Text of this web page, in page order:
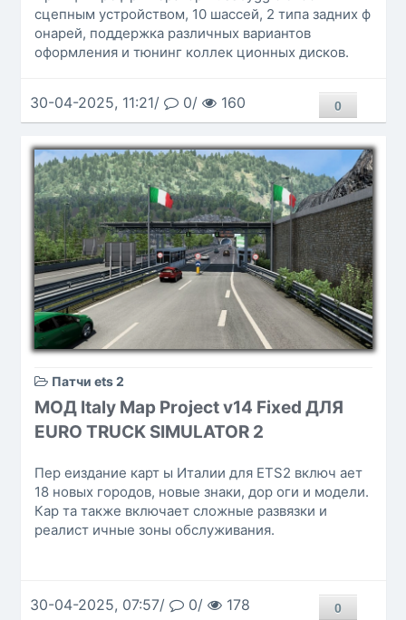
сцепным устройством, 10 шассей, 2 типа задних ф
онарей, поддержка различных вариантов
оформления и тюнинг коллек ционных дисков.
30-04-2025, 11:21/ 0/ 160 0
Патчи ets 2
МОД Italy Map Project v14 Fixed ДЛЯ
EURO TRUCK SIMULATOR 2
Пер еиздание карт ы Италии для ETS2 включ ает
18 новых городов, новые знаки, дор оги и модели.
Кар та также включает сложные развязки и
реалист ичные зоны обслуживания.
30-04-2025, 07:57/ 0/ 178 0